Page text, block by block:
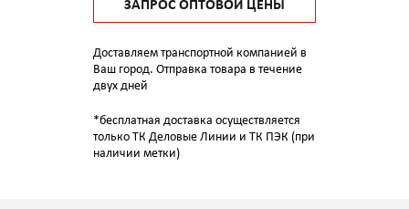
ЗАПРОС ОПТОВОЙ ЦЕНЫ
Доставляем транспортной компанией в
Ваш город. Отправка товара в течение
двух дней
*бесплатная доставка осуществляется
только ТК Деловые Линии и ТК ПЭК (при
наличии метки)